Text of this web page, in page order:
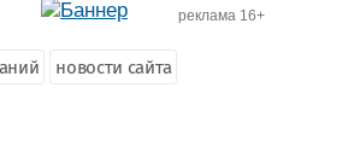
реклама 16+
новости сайта